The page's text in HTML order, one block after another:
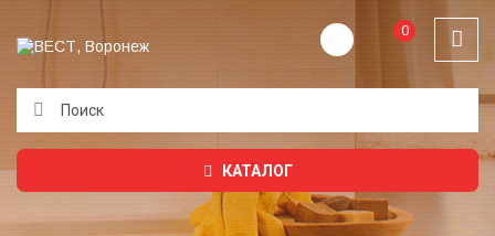
0
КАТАЛОГ